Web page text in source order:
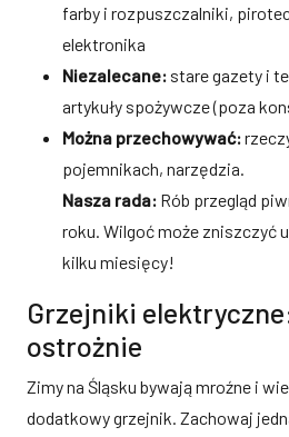
farby i rozpuszczalniki,
elektronika
Niezalecane: stare gazety i
artykuły spożywcze (poza
Można przechowywać:
pojemnikach, narzędzia.
Nasza rada: Rób przegląd
roku. Wilgoć może zniszczyć
kilku miesięcy!
Grzejniki
ostrożnie
Zimy na Śląsku bywają mroźne i
dodatkowy grzejnik. Zachowaj